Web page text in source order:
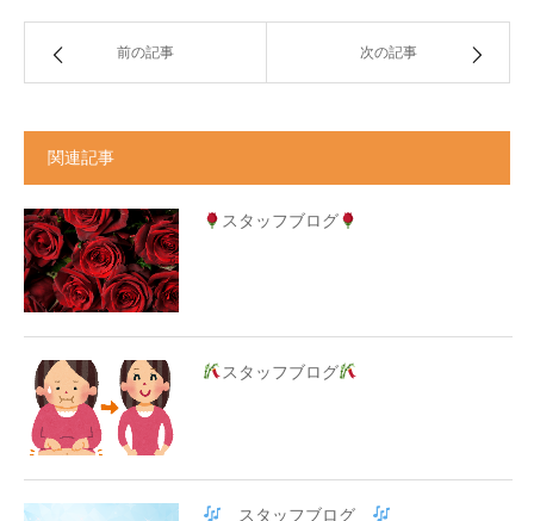
前の記事 次の記事
関連記事
スタッフブログ
スタッフブログ
スタッフブログ